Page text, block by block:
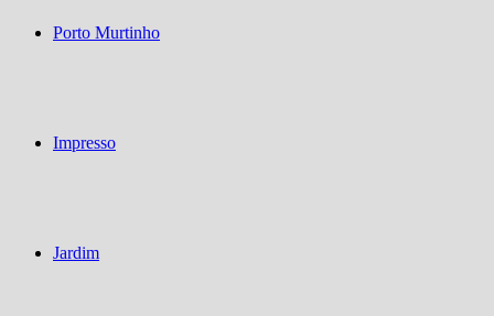
Porto Murtinho
Impresso
Jardim